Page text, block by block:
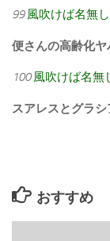
99 風吹けば名無し
便さんの高齢化ヤ
100 風吹けば名無
スアレスとグラ
おすすめ